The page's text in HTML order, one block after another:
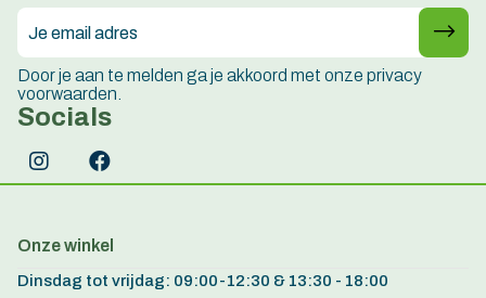
Door je aan te melden ga je akkoord met onze privacy
voorwaarden.
Socials
Onze winkel
Dinsdag tot vrijdag: 09:00-12:30 & 13:30 - 18:00